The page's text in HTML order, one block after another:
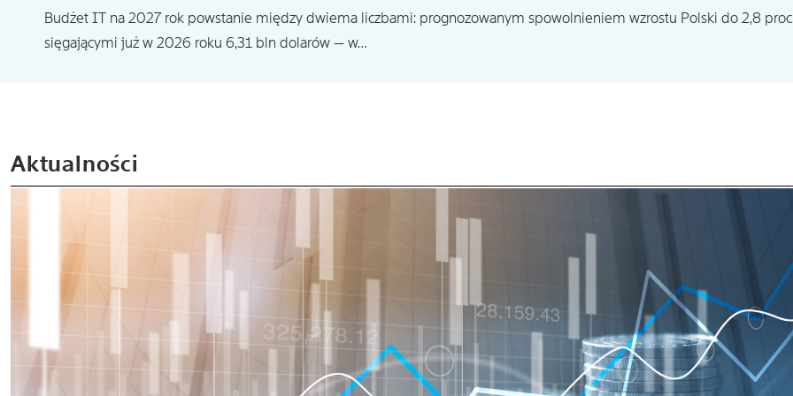
Budżet IT na 2027 rok powstanie między dwiema liczbami: prognozowanym spowolnieniem wzrostu Polski do 2,8
sięgającymi już w 2026 roku 6,31 bln dolarów — w…
Aktualności